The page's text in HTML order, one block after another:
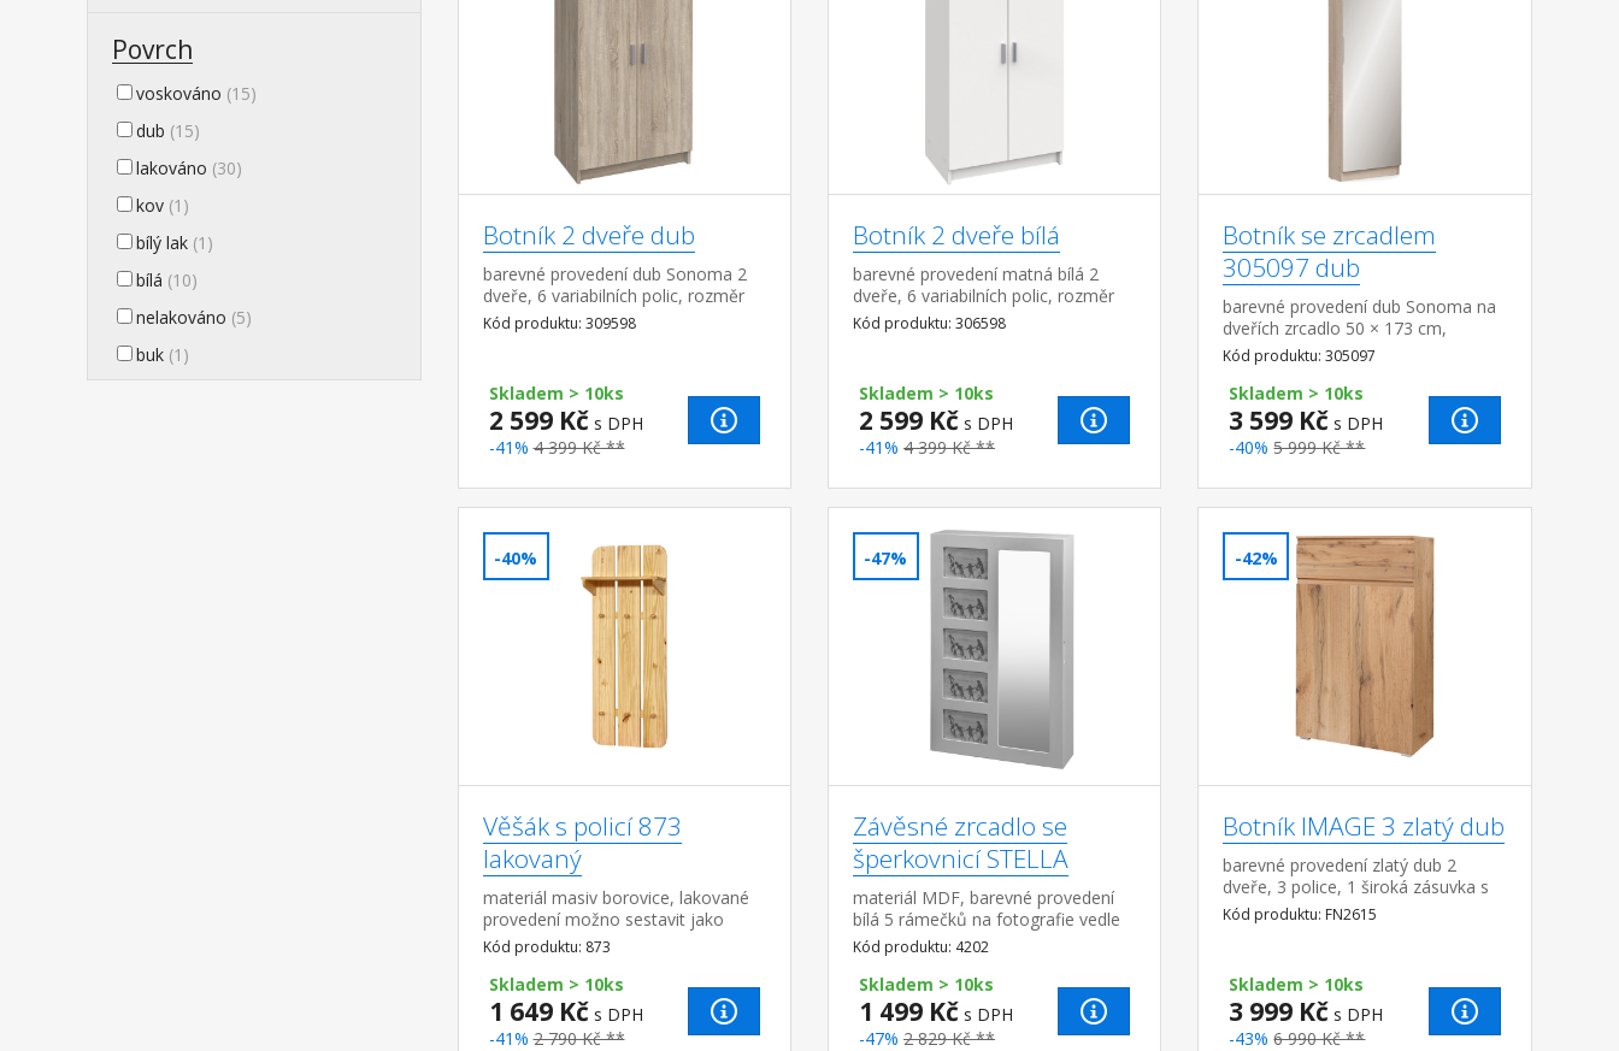
Povrch
voskováno (15)
dub (15)
lakováno (30)
kov (1)
bílý lak (1)
bílá (10)
nelakováno (5)
buk (1)
Botník 2 dveře dub
barevné provedení dub Sonoma 2
dveře, 6 variabilních polic, rozměr
police (š/h) 51 × 29 cm kapacita až
21 párů bot
Kód produktu: 309598
Skladem > 10ks
2 599 Kč s DPH
-41% 4 399 Kč **
Botník 2 dveře bílá
barevné provedení matná bílá 2
dveře, 6 variabilních polic, rozměr
police (š/h) 51 × 29 cm kapacita až
21 párů bot
Kód produktu: 306598
Skladem > 10ks
2 599 Kč s DPH
-41% 4 399 Kč **
Botník se zrcadlem
305097 dub
barevné provedení dub Sonoma na
dveřích zrcadlo 50 × 173 cm,
kovová úchytka montáž možná na
levou i pravou stranu 6 úrovní pro
12 párů bot
Kód produktu: 305097
Skladem > 10ks
3 599 Kč s DPH
-40% 5 999 Kč **
-40%
Věšák s policí 873
lakovaný
materiál masiv borovice, lakované
provedení možno sestavit jako
předsíňovou stěnu s botníkem 874
a zrcadlem 875 všechny tři produkty
možno t...
Kód produktu: 873
Skladem > 10ks
1 649 Kč s DPH
-41% 2 790 Kč **
-47%
Závěsné zrcadlo se
šperkovnicí STELLA
materiál MDF, barevné provedení
bílá 5 rámečků na fotografie vedle
zrcadla
Kód produktu: 4202
Skladem > 10ks
1 499 Kč s DPH
-47% 2 829 Kč **
-42%
Botník IMAGE 3 zlatý dub
barevné provedení zlatý dub 2
dveře, 3 police, 1 široká zásuvka s
kovovými pojezdy
Kód produktu: FN2615
Skladem > 10ks
3 999 Kč s DPH
-43% 6 990 Kč **